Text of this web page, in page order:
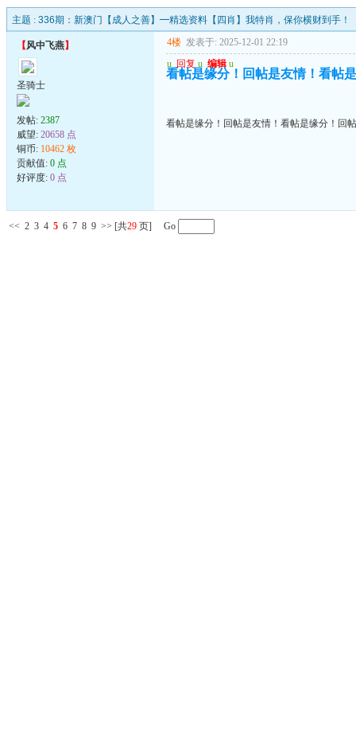
主题 : 336期：新澳门【成人之善】━精选资料【四肖】我特肖，保你横财到手！
【风中飞燕】
圣骑士
发帖: 2387
威望: 20658 点
铜币: 10462 枚
贡献值: 0 点
好评度: 0 点
4楼 发表于: 2025-12-01 22:19
u 回复 u 编辑 u
看帖是缘分！回帖是友情！看帖
看帖是缘分！回帖是友情！看帖是缘分！回
<< 2 3 4 5 6 7 8 9 >> [共29 页] Go